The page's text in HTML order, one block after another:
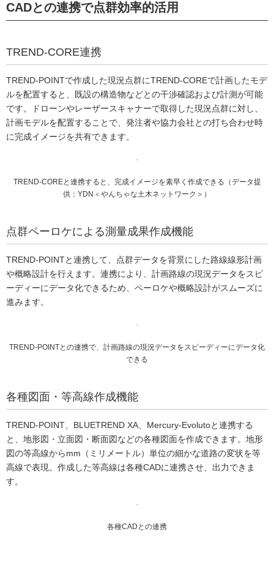
CADとの連携で点群効率的活用
TREND-CORE連携
TREND-POINTで作成した現況点群にTREND-COREで計画したモデ
ルを配置すると、既設の構造物などとの干渉確認および計測が可能
です。ドローンやレーザースキャナーで取得した現況点群に対し、
計画モデルを配置することで、発注者や協力会社との打ち合わせ時
に完成イメージを共有できます。
TREND-COREと連携すると、完成イメージを素早く作成できる（データ提
供：YDN＜やんちゃな土木ネットワーク＞）
点群ペーロケによる測量成果作成機能
TREND-POINTと連携して、点群データを背景にした路線線形計画
や概略設計を行えます。連携により、計画路線の現況データをスピ
ーディーにデータ化できるため、ペーロケや概略設計がスムーズに
進みます。
TREND-POINTとの連携で、計画路線の現況データをスピーディーにデータ化
できる
各種図面・等高線作成機能
TREND-POINT、BLUETREND XA、Mercury-Evolutoと連携する
と、地形図・立面図・断面図などの各種図面を作成できます。地形
図の等高線からmm（ミリメートル）単位の細かな道路の変状を等
高線で表現。作成した等高線は各種CADに連携させ、出力できま
す。
各種CADとの連携